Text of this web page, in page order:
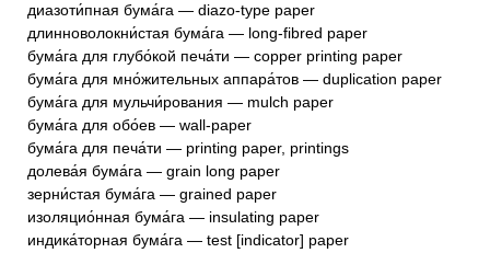
диазоти́пная бума́га — diazo-type paper
длинноволокни́стая бума́га — long-fibred paper
бума́га для глубо́кой печа́ти — copper printing paper
бума́га для мно́жительных аппара́тов — duplication paper
бума́га для мульчи́рования — mulch paper
бума́га для обо́ев — wall-paper
бума́га для печа́ти — printing paper, printings
долева́я бума́га — grain long paper
зерни́стая бума́га — grained paper
изоляцио́нная бума́га — insulating paper
индика́торная бума́га — test [indicator] paper